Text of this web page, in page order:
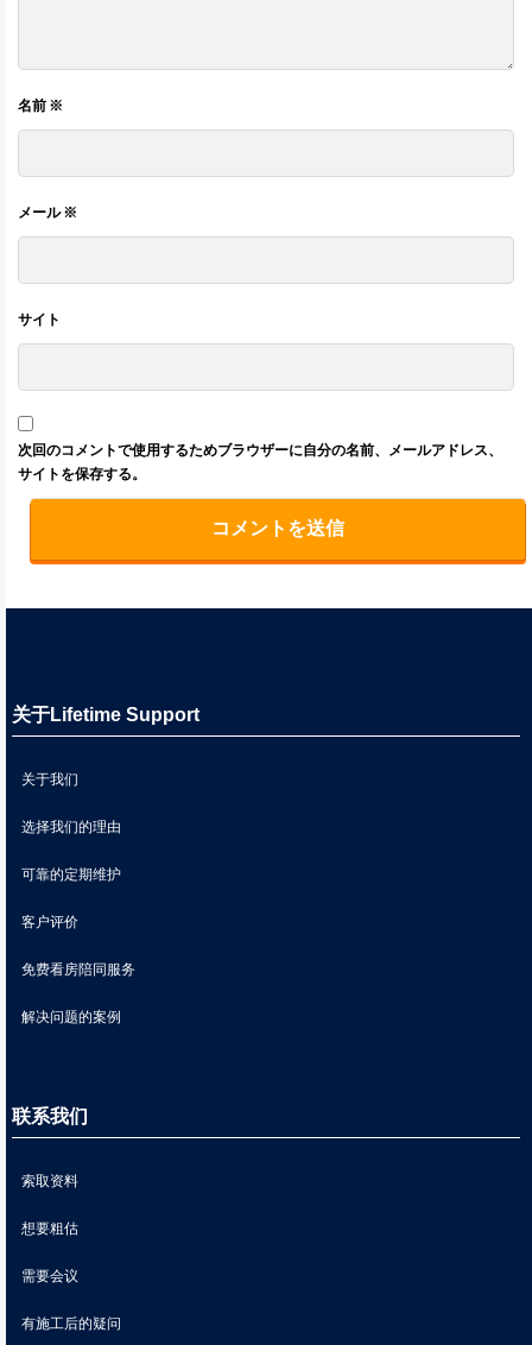
名前 ※
メール※
サイト
次回のコメントで使用するためブラウザーに自分の名前、メールアドレス、
サイトを保存する。
关于Lifetime Support
关于我们
选择我们的理由
可靠的定期维护
客户评价
免费看房陪同服务
解决问题的案例
联系我们
索取资料
想要粗估
需要会议
有施工后的疑问